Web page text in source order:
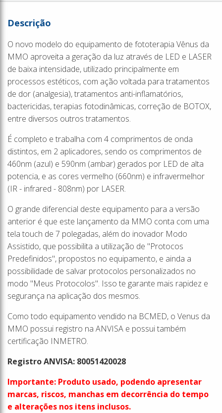
Descrição
O novo modelo do equipamento de fototerapia Vênus da
MMO aproveita a geração da luz através de LED e LASER
de baixa intensidade, utilizado principalmente em
processos estéticos, com ação voltada para tratamentos
de dor (analgesia), tratamentos anti-inflamatórios,
bactericidas, terapias fotodinâmicas, correção de BOTOX,
entre diversos outros tratamentos.
É completo e trabalha com 4 comprimentos de onda
distintos, em 2 aplicadores, sendo os comprimentos de
460nm (azul) e 590nm (ambar) gerados por LED de alta
potencia, e as cores vermelho (660nm) e infravermelhor
(IR - infrared - 808nm) por LASER.
O grande diferencial deste equipamento para a versão
anterior é que este lançamento da MMO conta com uma
tela touch de 7 polegadas, além do inovador Modo
Assistido, que possibilita a utilização de "Protocos
Predefinidos", propostos no equipamento, e ainda a
possibilidade de salvar protocolos personalizados no
modo "Meus Protocolos". Isso te garante mais rapidez e
segurança na aplicação dos mesmos.
Como todo equipamento vendido na BCMED, o Venus da
MMO possui registro na ANVISA e possui também
certificação INMETRO.
Registro ANVISA: 80051420028
Importante: Produto usado, podendo apresentar
marcas, riscos, manchas em decorrência do tempo
e alterações nos itens inclusos.